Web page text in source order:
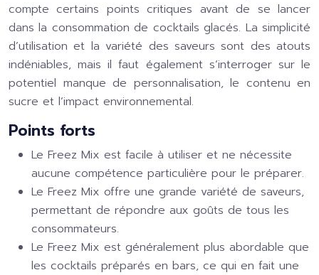
compte certains points critiques avant de se lancer
dans la consommation de cocktails glacés. La simplicité
d’utilisation et la variété des saveurs sont des atouts
indéniables, mais il faut également s’interroger sur le
potentiel manque de personnalisation, le contenu en
sucre et l’impact environnemental.
Points forts
Le Freez Mix est facile à utiliser et ne nécessite
aucune compétence particulière pour le préparer.
Le Freez Mix offre une grande variété de saveurs,
permettant de répondre aux goûts de tous les
consommateurs.
Le Freez Mix est généralement plus abordable que
les cocktails préparés en bars, ce qui en fait une